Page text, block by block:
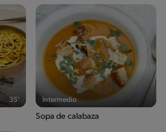
35' Intermedio
Sopa de calabaza